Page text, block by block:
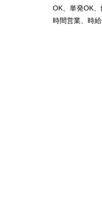
OK、単発OK
時間営業、時